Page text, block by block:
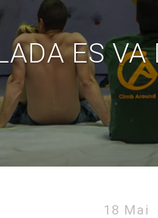
ES
18 Mai
d’escalada es va